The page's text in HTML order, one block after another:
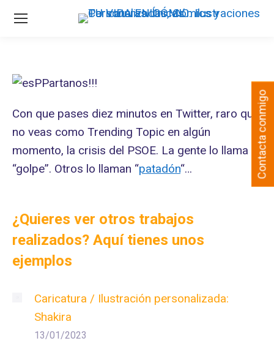
Con que pases diez minutos en Twitter, raro que
no veas como Trending Topic en algún
momento, la crisis del PSOE. La gente lo llama
“golpe”. Otros lo llaman “patadón“…
¿Quieres ver otros trabajos
realizados? Aquí tienes unos
ejemplos
Caricatura / Ilustración personalizada:
Shakira
13/01/2023
Contacta conmigo